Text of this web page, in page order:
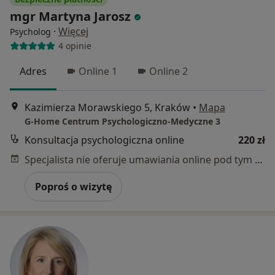
mgr Martyna Jarosz
Psycholog · Więcej
4 opinie
Adres Online 1 Online 2
Kazimierza Morawskiego 5, Kraków • Mapa
G-Home Centrum Psychologiczno-Medyczne 3
Konsultacja psychologiczna online
220 zł
Specjalista nie oferuje umawiania online pod tym adresem.
Poproś o wizytę